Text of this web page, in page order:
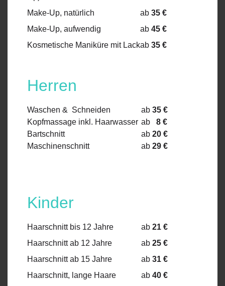
Make-Up, natürlich
ab 35 €
Make-Up, aufwendig
ab 45 €
Kosmetische Maniküre mit Lackab 35 €
Herren
Waschen & Schneiden ab 35 €
Kopfmassage inkl. Haarwasser ab 8 €
Bartschnitt
ab 20 €
Maschinenschnitt
ab 29 €
Kinder
Haarschnitt bis 12 Jahre ab 21 €
Haarschnitt ab 12 Jahre
ab 25 €
Haarschnitt ab 15 Jahre
ab 31 €
Haarschnitt, lange Haare
ab 40 €